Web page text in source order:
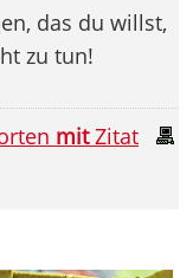
das du willst,
zu tun!
mitZitat